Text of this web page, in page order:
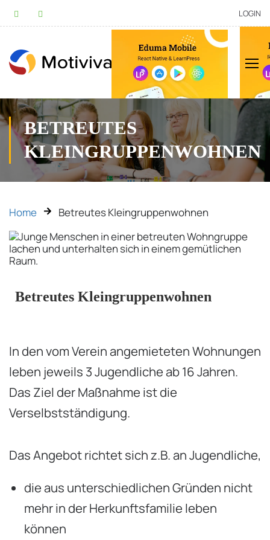
LOGIN
BETREUTES
KLEINGRUPPENWOHNEN
Home Betreutes Kleingruppenwohnen
Betreutes Kleingruppenwohnen
In den vom Verein angemieteten Wohnungen
leben jeweils 3 Jugendliche ab 16 Jahren.
Das Ziel der Maßnahme ist die
Verselbstständigung.
Das Angebot richtet sich z.B. an Jugendliche,
die aus unterschiedlichen Gründen nicht
mehr in der Herkunftsfamilie leben
können